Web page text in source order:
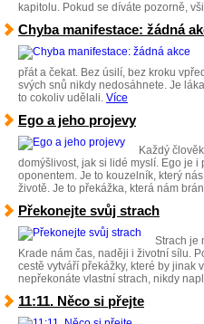
kapitolu. Pokud se díváte pozorně,
Chyba manifestace: žádná
přát a čekat. Bez úsilí, bez kroku
svých snů nikdy nedosáhnete. Je
to cokoliv udělali. Více
Ego a jeho projevy
Každý
domýšlivost, jak si lidé myslí. Ego je
oponentem. Je to kouzelník, který
životě. Je to překážka, která nám
Překonejte svůj strach
Strach je
Krade nám čas, naději i životní sílu.
cestě vytváří překážky, které by jinak
nepřekonáte vlastní strach, nikdy
11:11. Něco si přejte